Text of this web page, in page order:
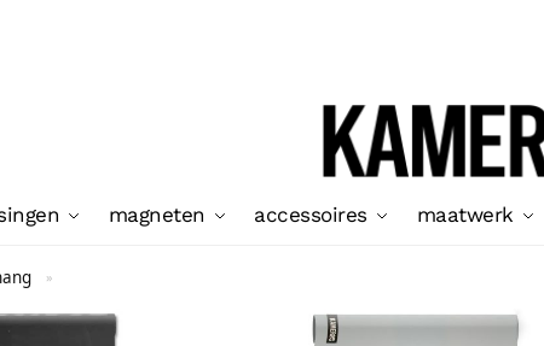
magneten accessoires maatwerk
»